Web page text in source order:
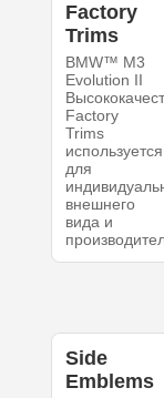
Factory
Trims
BMW™ M3
Evolution II
Factory
Trims
используется
для
внешнего
вида и
Side
Emblems